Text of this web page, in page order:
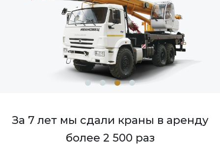
За 7 лет мы сдали краны в аренду
более 2 500 раз